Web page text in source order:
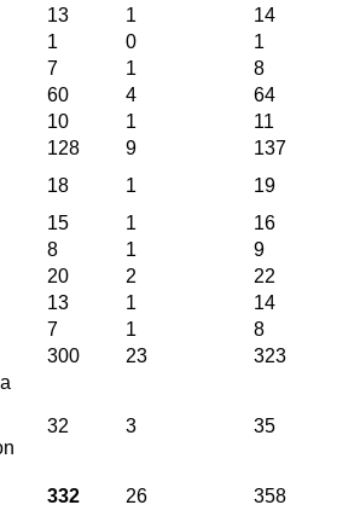
13 1
14
1 0
1
7 1
8
60 4
64
10 1
11
128 9
137
18 1
19
15 1
16
8 1
9
20 2
22
13 1
14
7 1
8
300 23
323
32 3 35
332 26 358